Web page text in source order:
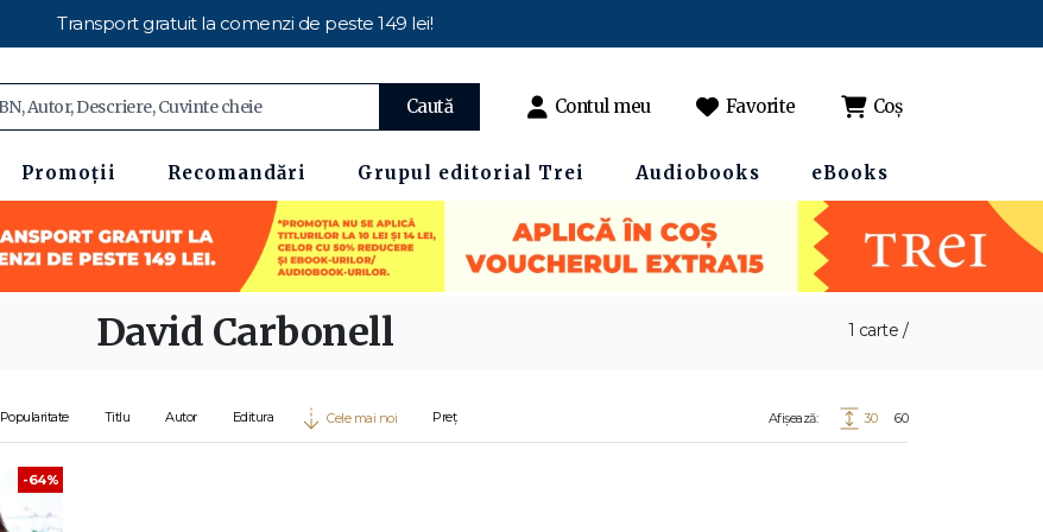
Transport gratuit la comenzi de peste 149 lei!
Caută Contul meu Favorite Coș
Promoții Recomandări Grupul editorial Trei Audiobooks eBooks
1 carte /
David Carbonell
Popularitate Titlu Autor Editura Cele mai noi Preț Afișează: 30 60
-64%